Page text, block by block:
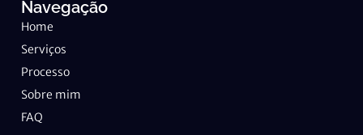
Navegação
Home
Serviços
Processo
Sobre mim
FAQ